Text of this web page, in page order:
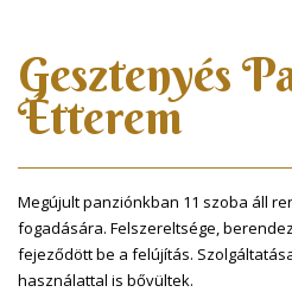
Gesztenyés
Étterem
Megújult panziónkban 11 szoba áll
fogadására. Felszereltsége,
fejeződött be a felújítás.
használattal is bővültek.